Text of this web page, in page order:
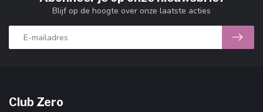
Blijf op de hoogte over onze laatste acties
Club Zero